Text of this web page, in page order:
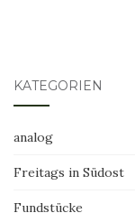
KATEGORIEN
analog
Freitags in Südost
Fundstücke